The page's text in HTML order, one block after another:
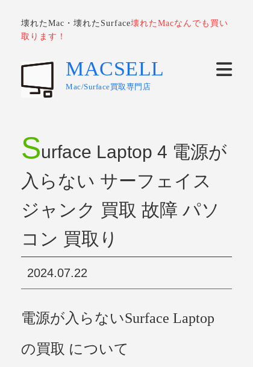
壊れたMac・壊れたSurface壊れたMacなんでも買い
取ります！
MACSELL
Mac/Surface買取専門店
Surface Laptop 4 電源が
入らない サーフェイス
ジャンク 買取 故障 パソ
コン 買取り
2024.07.22
電源が入らないSurface Laptop
の買取 について